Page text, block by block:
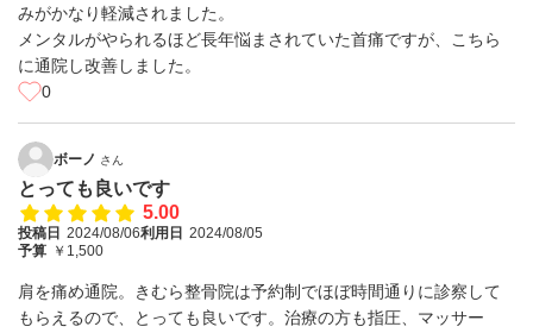
みがかなり軽減されました。
メンタルがやられるほど長年悩まされていた首痛ですが、こちら
に通院し改善しました。
0
ボーノ さん
とっても良いです
5.00
投稿日 2024/08/06利用日 2024/08/05
予算 ￥1,500
肩を痛め通院。きむら整骨院は予約制でほぼ時間通りに診察して
もらえるので、とっても良いです。治療の方も指圧、マッサー